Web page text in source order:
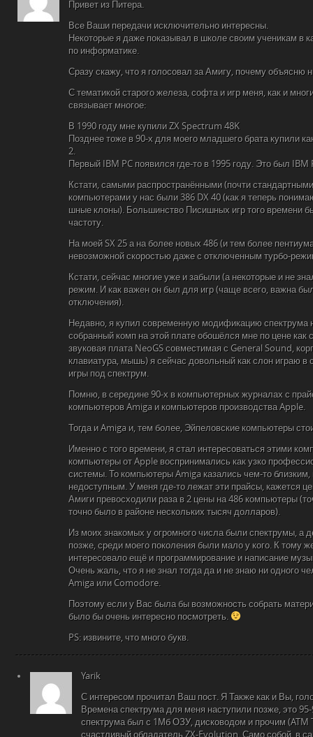
Привет из Питера.
Все Ваши передачи исключительно интересны.
Некоторые я даже показывал в школе своим ученикам в
по информатике.
Сразу скажу, что я голосовал за Амигу, почему объясню
С тематикой старого железа, софта и игр меня, как и
связывает многое:
В 1990 году мне купили ZX Spectrum 48K
Позднее тоже в 90-х для моего младшего брата купили
2.
Первый IBM PC появился где-то в 1995 году. Это был IBM
Кстати, самыми распространёнными (почти
компьютерами у нас были 386 DX 40 (как я теперь
шные клоны). Большинство Писишных игр того времени
частоту.
На моей SX 25 а на более новых 486 (и тем более
невозможной скоростью даже с отключенным турбо-
Кстати, сейчас многие уже и забыли (а некоторые и не
режим. И как важен он был для игр (чаще всего, важна
отключения).
Недавно, я купил современную модификацию спектрума
собранный комп на этой плате обошёлся мне по цене как
звуковая плата NeoGS совместимая с General Sound,
клавиатура, мышь) я сейчас довольный как слон играю в
игры под спектрум.
Помню, в середине 90-х в компьютерных журналах с
компьютеров Amiga и компьютеров производства Apple.
Тогда и Amiga и, тем более, Эйпеловские компьютеры
Именно с того времени, я стал интересоваться этими
компьютеры от Apple воспринимались как узко
системы. То компьютеры Amiga казались чем-то
недоступным. У меня где-то лежат эти прайсы, кажется
Амиги превосходили раза в 2 цены на 486 компьютеры
точно было в районе нескольких тысяч долларов).
Из моих знакомых у огромного числа были спектрумы, а
позже, среди моего поколения были мало у кого. К тому
интересовало ещё и программирование и написание
Очень жаль, что я не знал тогда да и не знаю ни одного
Amiga или Comodore.
Поэтому если у Вас была бы возможность собрать
было бы очень интересно посмотреть.
PS: извините, что много букв.
Yarik
С интересом прочитал Ваш пост. Я Также как и Вы,
Времена спектрума для меня наступили позже, это
спектрума был с 1Мб ОЗУ, дисководом и прочим (ATM
счастливый обладатель ZX-Evolution. Само собой, в